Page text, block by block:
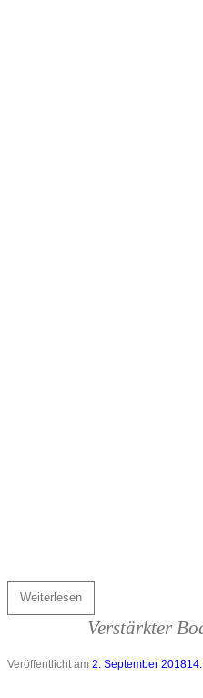
Weiterlesen
Verstärkter
Veröffentlicht am 2. September 2018